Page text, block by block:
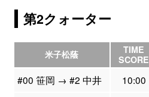
第2クォーター
米子松蔭
TIME
SCORE
#00 笹岡 → #2 中井
10:00